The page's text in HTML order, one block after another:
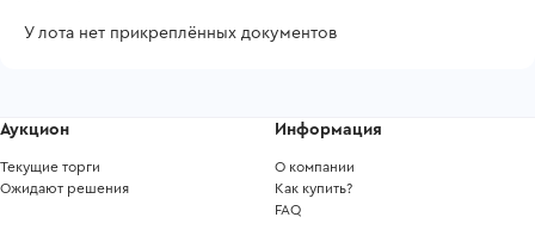
У лота нет прикреплённых документов
Аукцион
Текущие торги
Ожидают решения
Информация
О компании
Как купить?
FAQ